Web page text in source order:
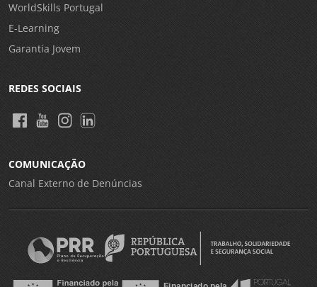
WorldSkills Portugal
E-Learning
Garantia Jovem
REDES SOCIAIS
COMUNICAÇÃO
Canal Externo de Denúncias